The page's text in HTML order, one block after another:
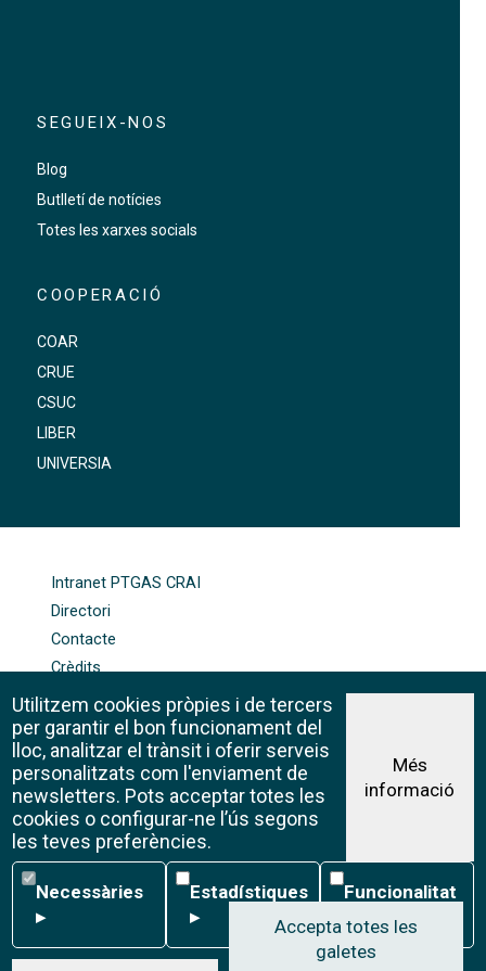
SEGUEIX-NOS
Blog
Butlletí de notícies
Totes les xarxes socials
COOPERACIÓ
COAR
CRUE
CSUC
LIBER
UNIVERSIA
Intranet PTGAS CRAI
Directori
Contacte
Crèdits
Política de galetes
Avís legal
©CRAI Universitat de Barcelona
Creative Commons 4.0
Utilitzem cookies pròpies i de tercers
per garantir el bon funcionament del
lloc, analitzar el trànsit i oferir serveis
personalitzats com l'enviament de
newsletters. Pots acceptar totes les
cookies o configurar-ne l’ús segons
les teves preferències.
Més
informació
Necessàries
Necessàries
▸
Estadístiques
Estadístiques
▸
Funcionalitat
Funcionalitat
▸
Accepta totes les
galetes